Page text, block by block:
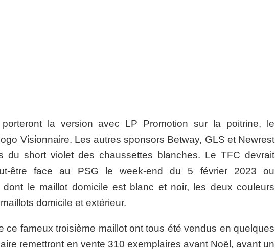
la version avec LP Promotion sur la poitrine, le
Visionnaire. Les autres sponsors Betway, GLS et Newrest
du short violet des chaussettes blanches. Le TFC devrait
être face au PSG le week-end du 5 février 2023 ou
dont le maillot domicile est blanc et noir, les deux couleurs
domicile et extérieur.
ce fameux troisième maillot ont tous été vendus en quelques
remettront en vente 310 exemplaires avant Noël, avant un